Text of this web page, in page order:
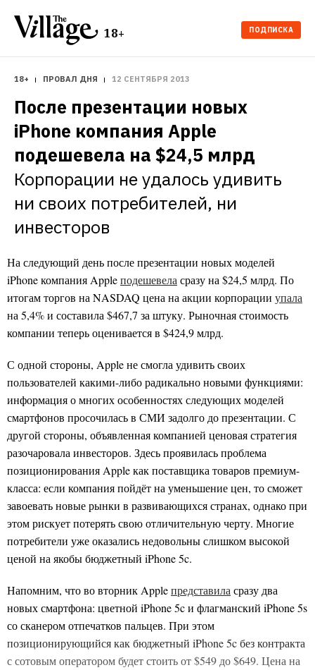
18+ ПОДПИСКА
18+ ПРОВАЛ ДНЯ 12 СЕНТЯБРЯ 2013
После презентации новых
iPhone компания Apple
подешевела на $24,5 млрд
Корпорации не удалось удивить
ни своих потребителей, ни
инвесторов
На следующий день после презентации новых моделей
iPhone компания Appleподешевела сразу на $24,5 млрд. По
итогам торгов на NASDAQ цена на акции корпорации упала
на 5,4% и составила $467,7 за штуку. Рыночная стоимость
компании теперь оценивается в $424,9 млрд.
С одной стороны, Apple не смогла удивить своих
пользователей какими-либо радикально новыми функциями:
информация о многих особенностях следующих моделей
смартфонов просочилась в СМИ задолго до презентации. С
другой стороны, объявленная компанией ценовая стратегия
разочаровала инвесторов. Здесь проявилась проблема
позиционирования Apple как поставщика товаров премиум-
класса: если компания пойдёт на уменьшение цен, то сможет
завоевать новые рынки в развивающихся странах, однако при
этом рискует потерять свою отличительную черту. Многие
потребители уже оказались недовольны слишком высокой
ценой на якобы бюджетный iPhone 5c.
Напомним, что во вторник Appleпредставила сразу два
новых смартфона: цветной iPhone 5c и флагманский iPhone 5s
со сканером отпечатков пальцев. При этом
позиционирующийся как бюджетный iPhone 5c без контракта
с сотовым оператором будет стоить от $549 до $649. Цена на